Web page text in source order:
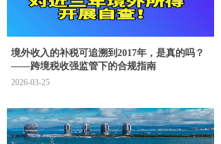
境外收入的补税可追溯到2017年，是真的吗？
——跨境税收强监管下的合规指南
2026-03-25